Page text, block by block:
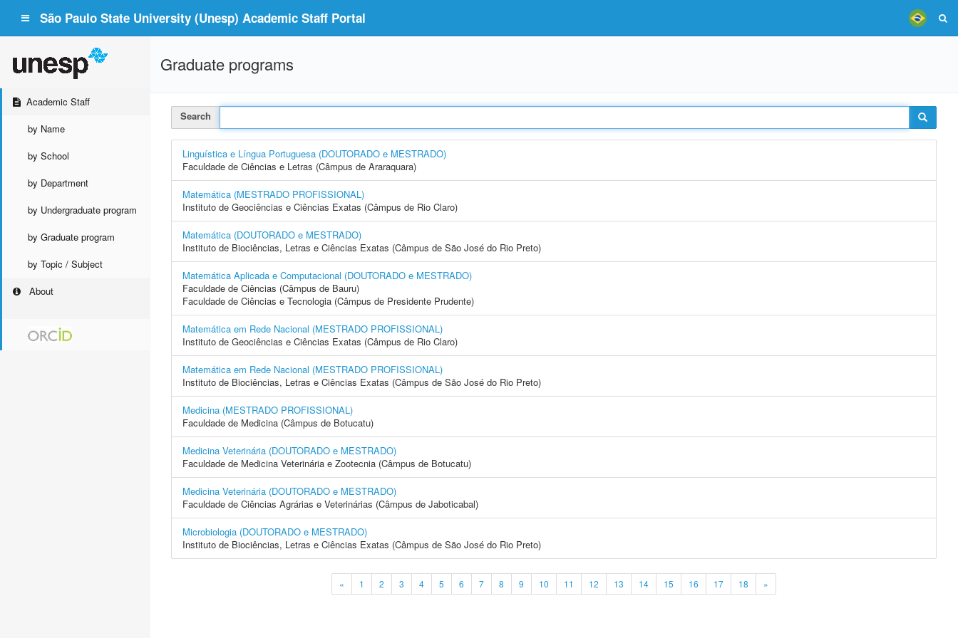
São Paulo State University (Unesp) Academic Staff Portal
Academic Staff
by Name
by School
by Department
by Undergraduate program
by Graduate program
by Topic / Subject
About
Graduate programs
Search
Linguística e Língua Portuguesa (DOUTORADO e MESTRADO)
Faculdade de Ciências e Letras (Câmpus de Araraquara)
Matemática (MESTRADO PROFISSIONAL)
Instituto de Geociências e Ciências Exatas (Câmpus de Rio Claro)
Matemática (DOUTORADO e MESTRADO)
Instituto de Biociências, Letras e Ciências Exatas (Câmpus de São José do Rio Preto)
Matemática Aplicada e Computacional (DOUTORADO e MESTRADO)
Faculdade de Ciências (Câmpus de Bauru)
Faculdade de Ciências e Tecnologia (Câmpus de Presidente Prudente)
Matemática em Rede Nacional (MESTRADO PROFISSIONAL)
Instituto de Geociências e Ciências Exatas (Câmpus de Rio Claro)
Matemática em Rede Nacional (MESTRADO PROFISSIONAL)
Instituto de Biociências, Letras e Ciências Exatas (Câmpus de São José do Rio Preto)
Medicina (MESTRADO PROFISSIONAL)
Faculdade de Medicina (Câmpus de Botucatu)
Medicina Veterinária (DOUTORADO e MESTRADO)
Faculdade de Medicina Veterinária e Zootecnia (Câmpus de Botucatu)
Medicina Veterinária (DOUTORADO e MESTRADO)
Faculdade de Ciências Agrárias e Veterinárias (Câmpus de Jaboticabal)
Microbiologia (DOUTORADO e MESTRADO)
Instituto de Biociências, Letras e Ciências Exatas (Câmpus de São José do Rio Preto)
« 1 2 3 4 5 6 7 8 9 10 11 12 13 14 15 16 17 18 »